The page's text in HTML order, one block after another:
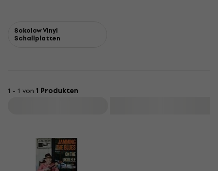
Sokolow Vinyl
Schallplatten
1 - 1 von 1 Produkten